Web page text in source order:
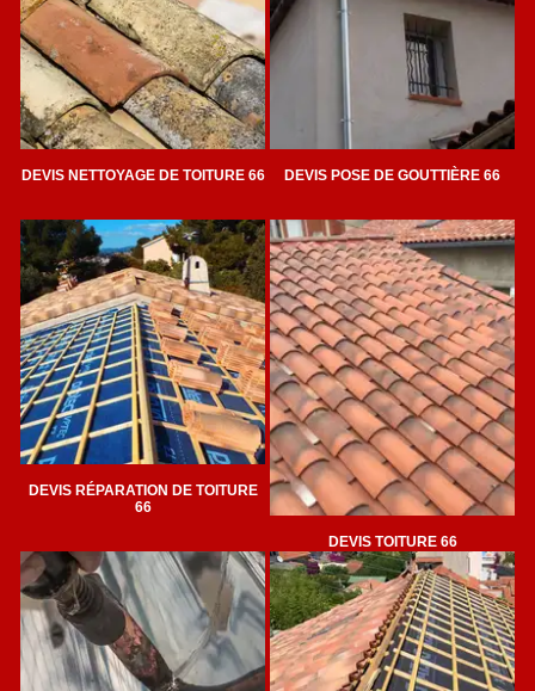
DEVIS NETTOYAGE DE TOITURE 66 DEVIS POSE DE GOUTTIÈRE 66
DEVIS RÉPARATION DE TOITURE
66
DEVIS TOITURE 66